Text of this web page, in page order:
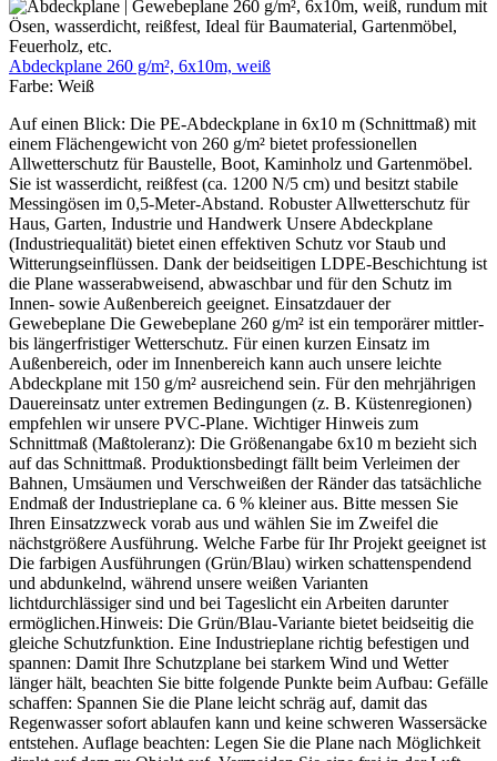
Abdeckplane 260 g/m², 6x10m, weiß
Farbe: Weiß
Auf einen Blick: Die PE-Abdeckplane in 6x10 m (Schnittmaß) mit
einem Flächengewicht von 260 g/m² bietet professionellen
Allwetterschutz für Baustelle, Boot, Kaminholz und Gartenmöbel.
Sie ist wasserdicht, reißfest (ca. 1200 N/5 cm) und besitzt stabile
Messingösen im 0,5-Meter-Abstand. Robuster Allwetterschutz für
Haus, Garten, Industrie und Handwerk Unsere Abdeckplane
(Industriequalität) bietet einen effektiven Schutz vor Staub und
Witterungseinflüssen. Dank der beidseitigen LDPE-Beschichtung ist
die Plane wasserabweisend, abwaschbar und für den Schutz im
Innen- sowie Außenbereich geeignet. Einsatzdauer der
Gewebeplane Die Gewebeplane 260 g/m² ist ein temporärer mittler-
bis längerfristiger Wetterschutz. Für einen kurzen Einsatz im
Außenbereich, oder im Innenbereich kann auch unsere leichte
Abdeckplane mit 150 g/m² ausreichend sein. Für den mehrjährigen
Dauereinsatz unter extremen Bedingungen (z. B. Küstenregionen)
empfehlen wir unsere PVC-Plane. Wichtiger Hinweis zum
Schnittmaß (Maßtoleranz): Die Größenangabe 6x10 m bezieht sich
auf das Schnittmaß. Produktionsbedingt fällt beim Verleimen der
Bahnen, Umsäumen und Verschweißen der Ränder das tatsächliche
Endmaß der Industrieplane ca. 6 % kleiner aus. Bitte messen Sie
Ihren Einsatzzweck vorab aus und wählen Sie im Zweifel die
nächstgrößere Ausführung. Welche Farbe für Ihr Projekt geeignet ist
Die farbigen Ausführungen (Grün/Blau) wirken schattenspendend
und abdunkelnd, während unsere weißen Varianten
lichtdurchlässiger sind und bei Tageslicht ein Arbeiten darunter
ermöglichen.Hinweis: Die Grün/Blau-Variante bietet beidseitig die
gleiche Schutzfunktion. Eine Industrieplane richtig befestigen und
spannen: Damit Ihre Schutzplane bei starkem Wind und Wetter
länger hält, beachten Sie bitte folgende Punkte beim Aufbau: Gefälle
schaffen: Spannen Sie die Plane leicht schräg auf, damit das
Regenwasser sofort ablaufen kann und keine schweren Wassersäcke
entstehen. Auflage beachten: Legen Sie die Plane nach Möglichkeit